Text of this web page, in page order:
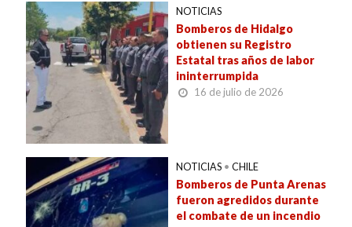
NOTICIAS
Bomberos de Hidalgo
obtienen su Registro
Estatal tras años de labor
ininterrumpida
16 de julio de 2026
NOTICIAS • CHILE
Bomberos de Punta Arenas
fueron agredidos durante
el combate de un incendio